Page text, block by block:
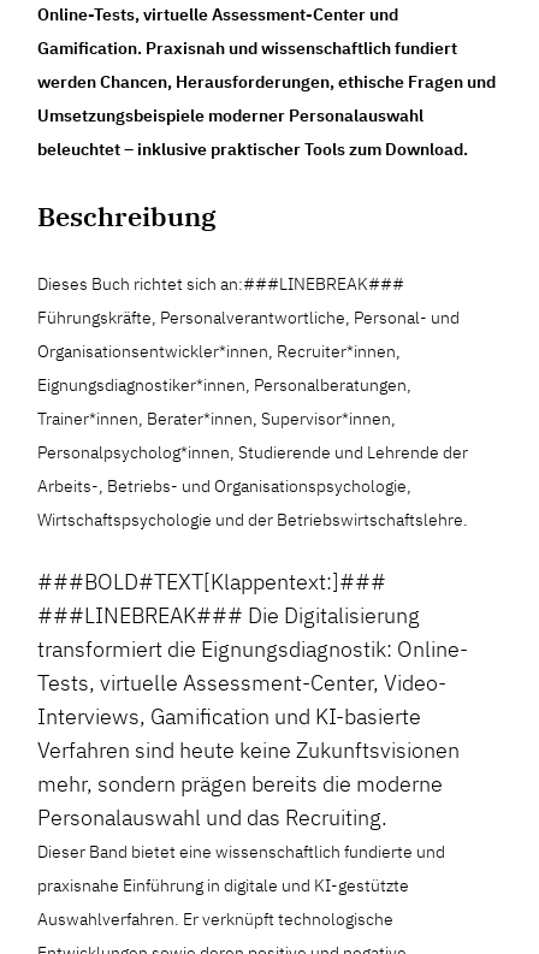
Online-Tests, virtuelle Assessment-Center und
Gamification. Praxisnah und wissenschaftlich fundiert
werden Chancen, Herausforderungen, ethische Fragen und
Umsetzungsbeispiele moderner Personalauswahl
beleuchtet – inklusive praktischer Tools zum Download.
Beschreibung
Dieses Buch richtet sich an:###LINEBREAK###
Führungskräfte, Personalverantwortliche, Personal- und
Organisationsentwickler*innen, Recruiter*innen,
Eignungsdiagnostiker*innen, Personalberatungen,
Trainer*innen, Berater*innen, Supervisor*innen,
Personalpsycholog*innen, Studierende und Lehrende der
Arbeits-, Betriebs- und Organisationspsychologie,
Wirtschaftspsychologie und der Betriebswirtschaftslehre.
###BOLD#TEXT[Klappentext:]###
###LINEBREAK### Die Digitalisierung
transformiert die Eignungsdiagnostik: Online-
Tests, virtuelle Assessment-Center, Video-
Interviews, Gamification und KI-basierte
Verfahren sind heute keine Zukunftsvisionen
mehr, sondern prägen bereits die moderne
Personalauswahl und das Recruiting.
Dieser Band bietet eine wissenschaftlich fundierte und
praxisnahe Einführung in digitale und KI-gestützte
Auswahlverfahren. Er verknüpft technologische